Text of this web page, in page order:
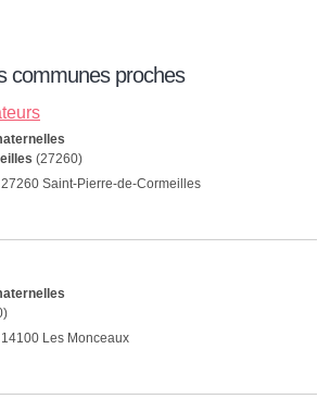
communes proches
(27260)
Saint-Pierre-de-Cormeilles
Les Monceaux